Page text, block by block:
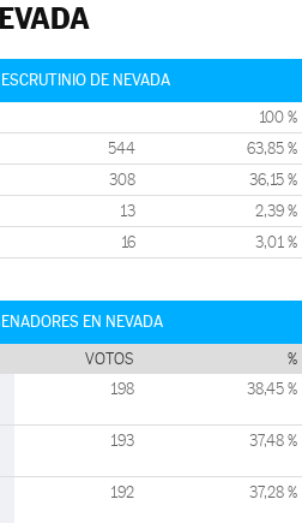
DE NEVADA
100 %
544 63,85 %
308 36,15 %
13 2,39 %
16 3,01 %
EN NEVADA
VOTOS %
198 38,45 %
193 37,48 %
192 37,28 %